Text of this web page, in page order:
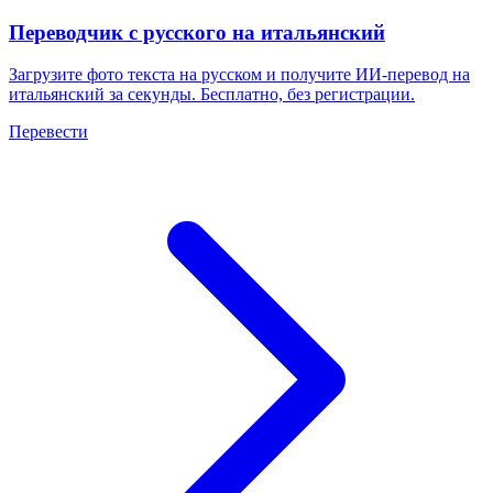
Переводчик с русского на итальянский
Загрузите фото текста на русском и получите ИИ-перевод на
итальянский за секунды. Бесплатно, без регистрации.
Перевести